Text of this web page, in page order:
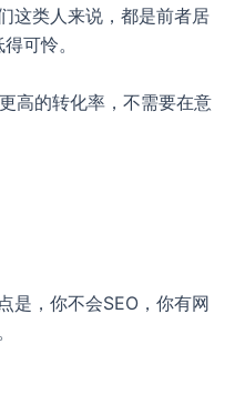
这类人来说，都是前者居
可怜。
高的转化率，不需要在意
是，你不会SEO，你有网